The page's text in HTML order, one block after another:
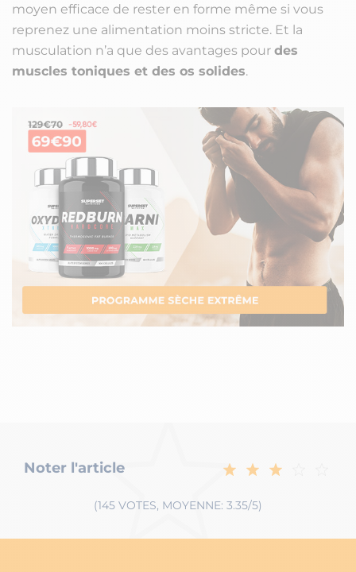
moyen efficace de rester en forme même si vous
reprenez une alimentation moins stricte. Et la
musculation n’a que des avantages pour des
muscles toniques et des os solides.
Noter l'article
(145 VOTES, MOYENNE: 3.35/5)